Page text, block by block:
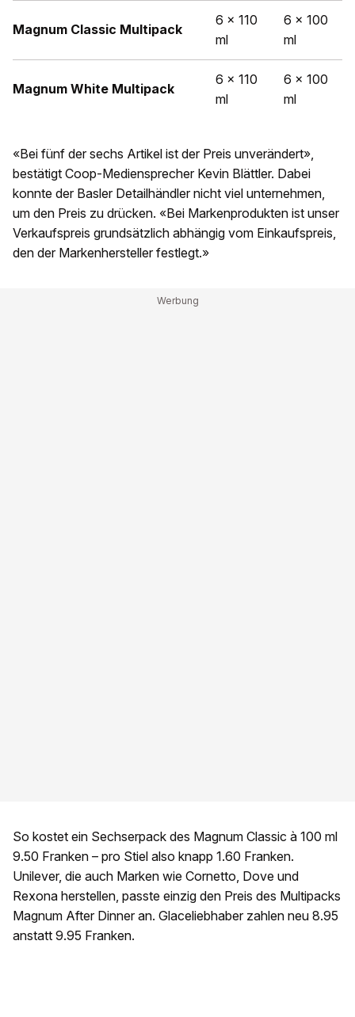
Magnum Classic Multipack
6 x 110
ml
6 x 100
ml
Magnum White Multipack
6 x 110
ml
6 x 100
ml
«Bei fünf der sechs Artikel ist der Preis unverändert»,
bestätigt Coop-Mediensprecher Kevin Blättler. Dabei
konnte der Basler Detailhändler nicht viel unternehmen,
um den Preis zu drücken. «Bei Markenprodukten ist unser
Verkaufspreis grundsätzlich abhängig vom Einkaufspreis,
den der Markenhersteller festlegt.»
So kostet ein Sechserpack des Magnum Classic à 100 ml
9.50 Franken – pro Stiel also knapp 1.60 Franken.
Unilever, die auch Marken wie Cornetto, Dove und
Rexona herstellen, passte einzig den Preis des Multipacks
Magnum After Dinner an. Glaceliebhaber zahlen neu 8.95
anstatt 9.95 Franken.